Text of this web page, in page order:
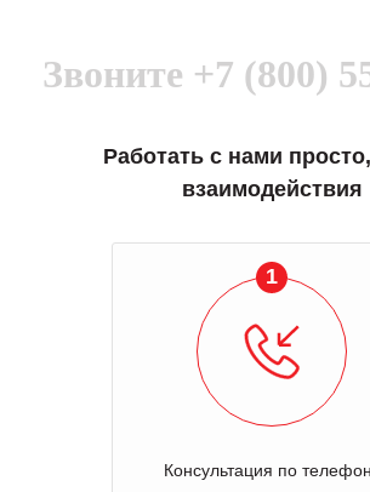
Звоните +7 (800)
Работать с нами
взаимодействия
1
Консультация по